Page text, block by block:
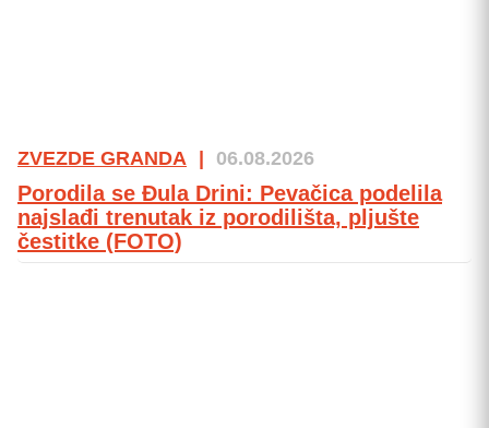
ZVEZDE GRANDA | 06.08.2026
Porodila se Đula Drini: Pevačica podelila
najslađi trenutak iz porodilišta, pljušte
čestitke (FOTO)